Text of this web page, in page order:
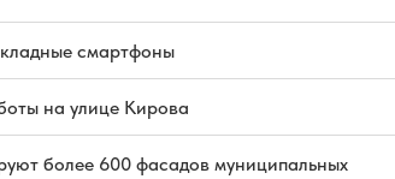
смартфоны
на улице Кирова
более 600 фасадов муниципальных